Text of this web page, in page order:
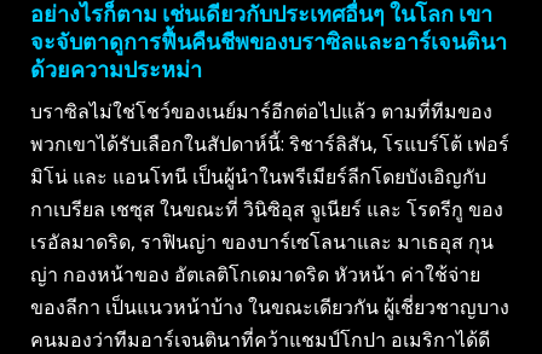
อย่างไรก็ตาม เช่นเดียวกับประเทศอื่นๆ ในโลก เขา
จะจับตาดูการฟื้นคืนชีพของบราซิลและอาร์เจนตินา
ด้วยความประหม่า
บราซิลไม่ใช่โชว์ของเนย์มาร์อีกต่อไปแล้ว ตามที่ทีมของ
พวกเขาได้รับเลือกในสัปดาห์นี้: ริชาร์ลิสัน, โรแบร์โต้ เฟอร์
มิโน่ และ แอนโทนี เป็นผู้นำในพรีเมียร์ลีกโดยบังเอิญกับ
กาเบรียล เชซุส ในขณะที่ วินิซิอุส จูเนียร์ และ โรดรีกู ของ
เรอัลมาดริด, ราฟินญ่า ของบาร์เซโลนาและ มาเธอุส กุน
ญ่า กองหน้าของ อัตเลติโกเดมาดริด หัวหน้า ค่าใช้จ่าย
ของลีกา เป็นแนวหน้าบ้าง ในขณะเดียวกัน ผู้เชี่ยวชาญบาง
คนมองว่าทีมอาร์เจนตินาที่คว้าแชมป์โกปา อเมริกาได้ดี